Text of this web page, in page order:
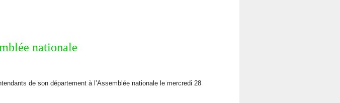
nationale
de son département à l’Assemblée nationale le mercredi 28